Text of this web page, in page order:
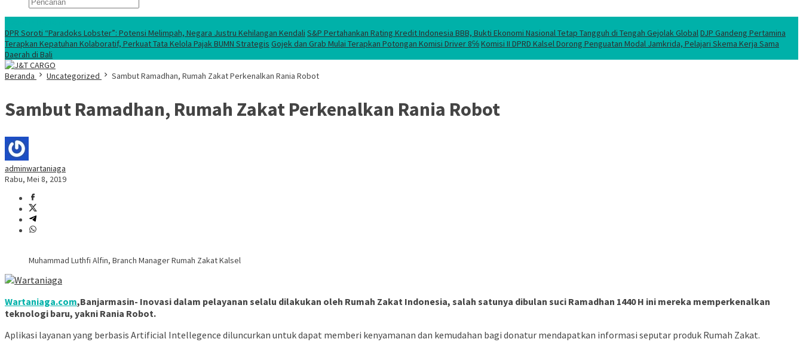
DPR Soroti “Paradoks Lobster”: Potensi Melimpah, Negara Justru Kehilangan Kendali S&P Pertahankan Rating Kredit Indonesia BBB, Bukti Ekonomi Nasional Tetap Tangguh di Tengah Gejolak GlobalDJP Gandeng Pertamina
Terapkan Kepatuhan Kolaboratif, Perkuat Tata Kelola Pajak BUMN Strategis Gojek dan Grab Mulai Terapkan Potongan Komisi Driver 8℅Komisi II DPRD Kalsel Dorong Penguatan Modal Jamkrida, Pelajari Skema Kerja Sama
Daerah di Bali
Beranda
Uncategorized Sambut Ramadhan, Rumah Zakat Perkenalkan Rania Robot
Sambut Ramadhan, Rumah Zakat Perkenalkan Rania Robot
adminwartaniaga
Rabu, Mei 8, 2019
Muhammad Luthfi Alfin, Branch Manager Rumah Zakat Kalsel
Wartaniaga.com,Banjarmasin- Inovasi dalam pelayanan selalu dilakukan oleh Rumah Zakat Indonesia, salah satunya dibulan suci Ramadhan 1440 H ini mereka memperkenalkan
teknologi baru, yakni Rania Robot.
Aplikasi layanan yang berbasis Artificial Intellegence diluncurkan untuk dapat memberi kenyamanan dan kemudahan bagi donatur mendapatkan informasi seputar produk Rumah Zakat.